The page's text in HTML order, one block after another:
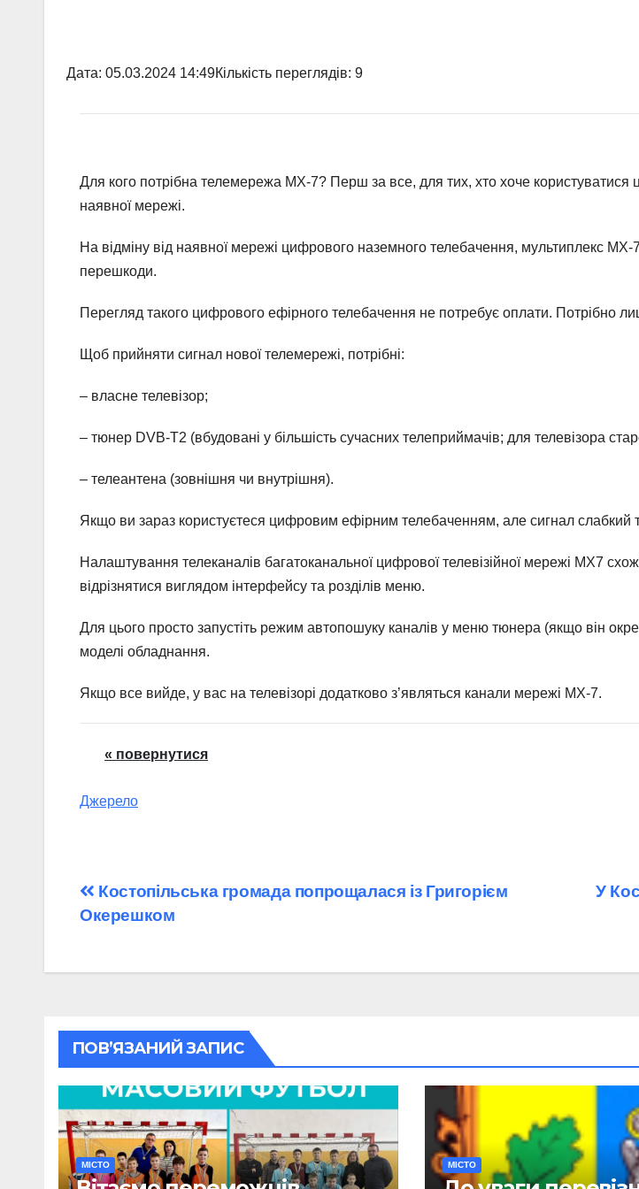
Дата: 05.03.2024 14:49Кількість переглядів: 9
Для кого потрібна телемережа МХ-7? Перш за все, для тих, хто хоче
наявної мережі.
На відміну від наявної мережі цифрового наземного телебачення, мультиплекс
перешкоди.
Перегляд такого цифрового ефірного телебачення не потребує оплати. Потрібно
Щоб прийняти сигнал нової телемережі, потрібні:
– власне телевізор;
– тюнер DVB-T2 (вбудовані у більшість сучасних телеприймачів; для телевізора
– телеантена (зовнішня чи внутрішня).
Якщо ви зараз користуєтеся цифровим ефірним телебаченням, але сигнал
Налаштування телеканалів багатоканальної цифрової телевізійної мережі MX7
відрізнятися виглядом інтерфейсу та розділів меню.
Для цього просто запустіть режим автопошуку каналів у меню тюнера (якщо він
моделі обладнання.
Якщо все вийде, у вас на телевізорі додатково з’являться канали мережі МХ-7.
« повернутися
Джерело
Навігація
записів
У
Костопільська громада попрощалася із Григорієм
Окерешком
ПОВ’ЯЗАНИЙ ЗАПИС
МІСТО МІСТО